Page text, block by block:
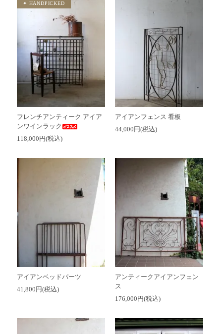
フレンチアンティーク アイア
ンワインラック
118,000円(税込)
アイアンフェンス 看板
44,000円(税込)
アイアンベッドパーツ
41,800円(税込)
アンティークアイアンフェン
ス
176,000円(税込)